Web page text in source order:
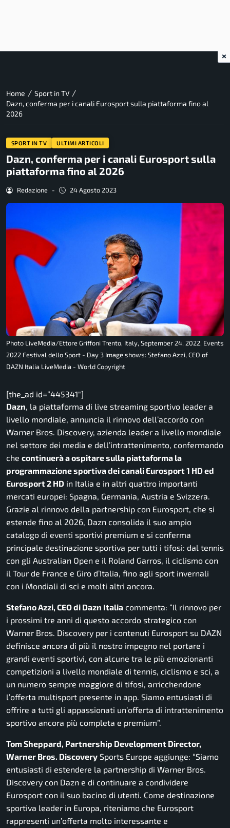
Home / Sport in TV /
Dazn, conferma per i canali Eurosport sulla piattaforma fino al
2026
SPORT IN TV ULTIMI ARTICOLI
Dazn, conferma per i canali Eurosport sulla
piattaforma fino al 2026
Redazione - 24 Agosto 2023
Photo LiveMedia/Ettore Griffoni Trento, Italy, September 24, 2022, Events
2022 Festival dello Sport - Day 3 Image shows: Stefano Azzi, CEO of
DAZN Italia LiveMedia - World Copyright
[the_ad id=”445341″]
Dazn, la piattaforma di live streaming sportivo leader a
livello mondiale, annuncia il rinnovo dell’accordo con
Warner Bros. Discovery, azienda leader a livello mondiale
nel settore dei media e dell’intrattenimento, confermando
che continuerà a ospitare sulla piattaforma la
programmazione sportiva dei canali Eurosport 1 HD ed
Eurosport 2 HD in Italia e in altri quattro importanti
mercati europei: Spagna, Germania, Austria e Svizzera.
Grazie al rinnovo della partnership con Eurosport, che si
estende fino al 2026, Dazn consolida il suo ampio
catalogo di eventi sportivi premium e si conferma
principale destinazione sportiva per tutti i tifosi: dal tennis
con gli Australian Open e il Roland Garros, il ciclismo con
il Tour de France e Giro d’Italia, fino agli sport invernali
con i Mondiali di sci e molti altri ancora.
Stefano Azzi, CEO di Dazn Italia commenta: “Il rinnovo per
i prossimi tre anni di questo accordo strategico con
Warner Bros. Discovery per i contenuti Eurosport su DAZN
definisce ancora di più il nostro impegno nel portare i
grandi eventi sportivi, con alcune tra le più emozionanti
competizioni a livello mondiale di tennis, ciclismo e sci, a
un numero sempre maggiore di tifosi, arricchendone
l’offerta multisport presente in app. Siamo entusiasti di
offrire a tutti gli appassionati un’offerta di intrattenimento
sportivo ancora più completa e premium”.
Tom Sheppard, Partnership Development Director,
Warner Bros. Discovery Sports Europe aggiunge: “Siamo
entusiasti di estendere la partnership di Warner Bros.
Discovery con Dazn e di continuare a condividere
Eurosport con il suo bacino di utenti. Come destinazione
sportiva leader in Europa, riteniamo che Eurosport
rappresenti un’offerta molto interessante e
×